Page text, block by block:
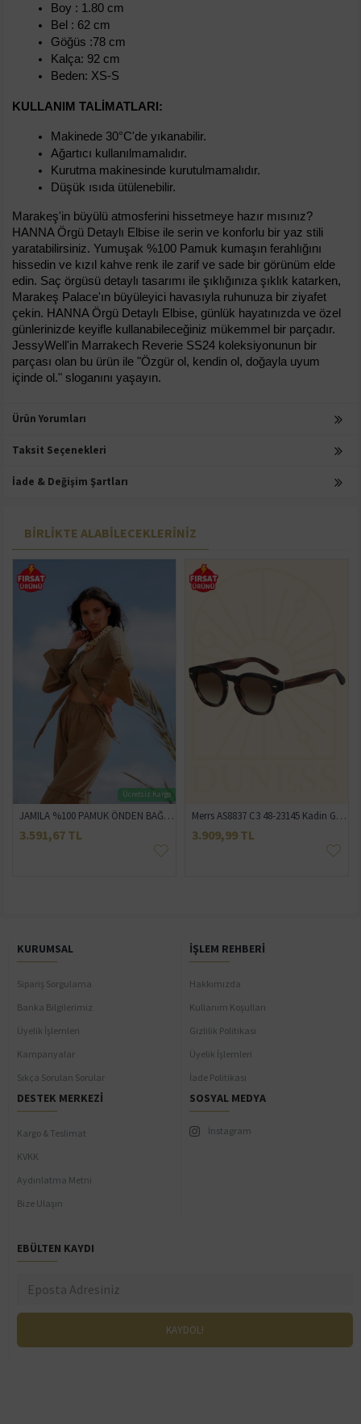
Boy : 1.80 cm
Bel : 62 cm
Göğüs :78 cm
Kalça: 92 cm
Beden: XS-S
KULLANIM TALIMATLARI:
Makinede 30°C'de yıkanabilir.
Ağartıcı kullanılmamalıdır.
Kurutma makinesinde kurutulmamalıdır.
Düşük ısıda ütülenebilir.
Marakeş'in büyülü atmosferini hissetmeye hazır mısınız?
HANNA Örgü Detaylı Elbise ile serin ve konforlu bir yaz stili
yaratabilirsiniz. Yumuşak %100 Pamuk kumaşın ferahlığını
hissedin ve kızıl kahve renk ile zarif ve sade bir görünüm elde
edin. Saç örgüsü detaylı tasarımı ile şıklığınıza şıklık katarken,
Marakeş Palace'ın büyüleyici havasıyla ruhunuza bir ziyafet
çekin. HANNA Örgü Detaylı Elbise, günlük hayatınızda ve özel
günlerinizde keyifle kullanabileceğiniz mükemmel bir parçadır.
JessyWell'in Marrakech Reverie SS24 koleksiyonunun bir
parçası olan bu ürün ile "Özgür ol, kendin ol, doğayla uyum
içinde ol." sloganını yaşayın.
Ürün Yorumları
Taksit Seçenekleri
İade & Değişim Şartları
BIRLIKTE ALABILECEKLERINIZ
Ücretsiz Kargo
JAMILA %100 PAMUK ÖNDEN BAĞLAMALI CROP VE PALAZZO PANTOLON TAKIM
3.591,67 TL
Merrs AS8837 C3 48-23145 Kadin Günes Gözlügü
3.909,99 TL
KURUMSAL
Sipariş Sorgulama
Banka Bilgilerimiz
Üyelik İşlemleri
Kampanyalar
Sıkça Sorulan Sorular
İŞLEM REHBERI
Hakkımızda
Kullanım Koşulları
Gizlilik Politikası
Üyelik İşlemleri
İade Politikası
DESTEK MERKEZI
Kargo & Teslimat
KVKK
Aydınlatma Metni
Bize Ulaşın
SOSYAL MEDYA
İnstagram
EBÜLTEN KAYDI